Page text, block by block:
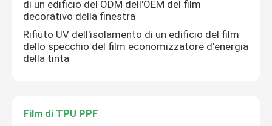
di un edificio del ODM dell'OEM del film
decorativo della finestra
Rifiuto UV dell'isolamento di un edificio del film
dello specchio del film economizzatore d'energia
della tinta
Film di TPU PPF